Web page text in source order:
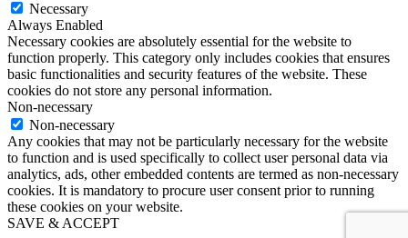
Necessary
Always Enabled
Necessary cookies are absolutely essential for the website to
function properly. This category only includes cookies that ensures
basic functionalities and security features of the website. These
cookies do not store any personal information.
Non-necessary
Non-necessary
Any cookies that may not be particularly necessary for the website
to function and is used specifically to collect user personal data via
analytics, ads, other embedded contents are termed as non-necessary
cookies. It is mandatory to procure user consent prior to running
these cookies on your website.
SAVE & ACCEPT